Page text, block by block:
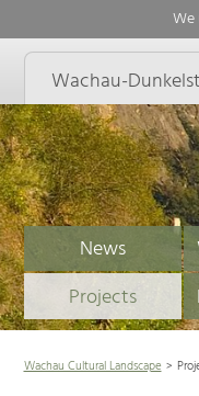
We
Wachau-
News
Projects
Wachau Cultural Landscape